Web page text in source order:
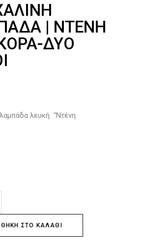
| ΝΤΈΝΗ
ΔΥΌ
λευκή “Ντένη
ΣΤΟ ΚΑΛΆΘΙ